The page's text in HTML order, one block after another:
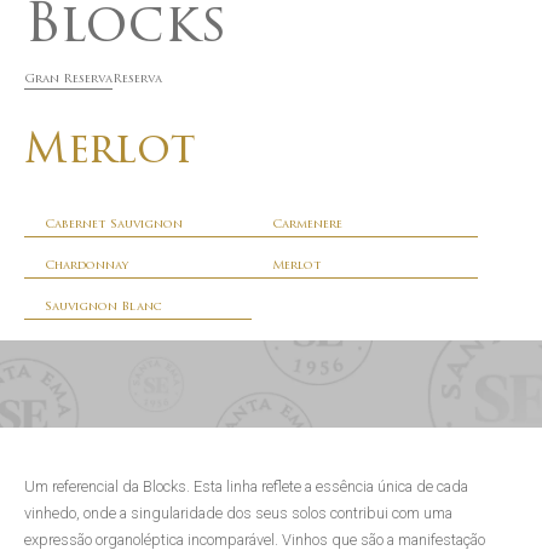
Blocks
Gran Reserva Reserva
Merlot
Cabernet Sauvignon Carmenere
Chardonnay Merlot
Sauvignon Blanc
Um referencial da Blocks. Esta linha reflete a essência única de cada
vinhedo, onde a singularidade dos seus solos contribui com uma
expressão organoléptica incomparável. Vinhos que são a manifestação